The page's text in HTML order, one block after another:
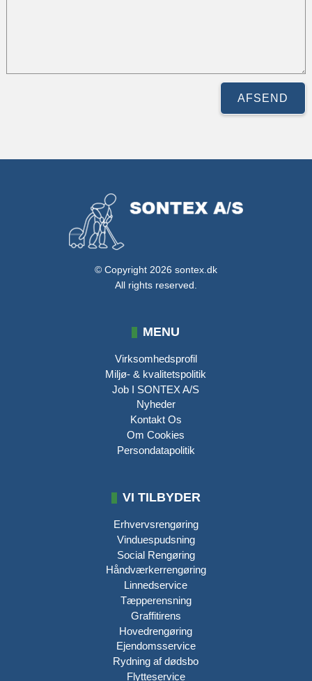
MENU
Virksomhedsprofil
Miljø- & kvalitetspolitik
Job I SONTEX A/S
Nyheder
Kontakt Os
Om Cookies
Persondatapolitik
VI TILBYDER
Erhvervsrengøring​
​Vinduespudsning
Social Rengøring
​Håndværkerrengøring
​Linnedservice
Tæpperensning
​Graffitirens
Hovedrengøring
Ejendomsservice
Rydning af dødsbo
Flytteservice
© Copyright 2026 sontex.dk
All rights reserved.